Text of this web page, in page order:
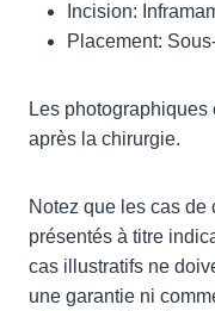
Incision:
Placement:
Les
après la chirurgie.
Notez que les cas de
présentés à titre
cas illustratifs ne
une garantie ni